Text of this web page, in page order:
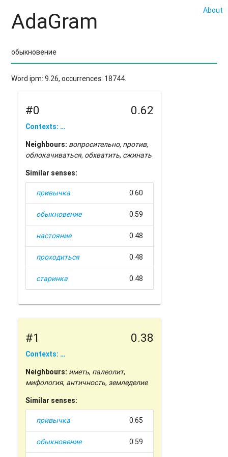
About
AdaGram
Word ipm: 9.26, occurrences: 18744.
#0 0.62
Contexts: …
Neighbours: вопросительно, против,
облокачиваться, обхватить, сжинать
Similar senses:
привычка 0.60
обыкновение 0.59
настояние 0.48
проходиться 0.48
старинка 0.48
#1 0.38
Contexts: …
Neighbours: иметь, палеолит,
мифология, античность, земледелие
Similar senses:
привычка 0.65
обыкновение 0.59